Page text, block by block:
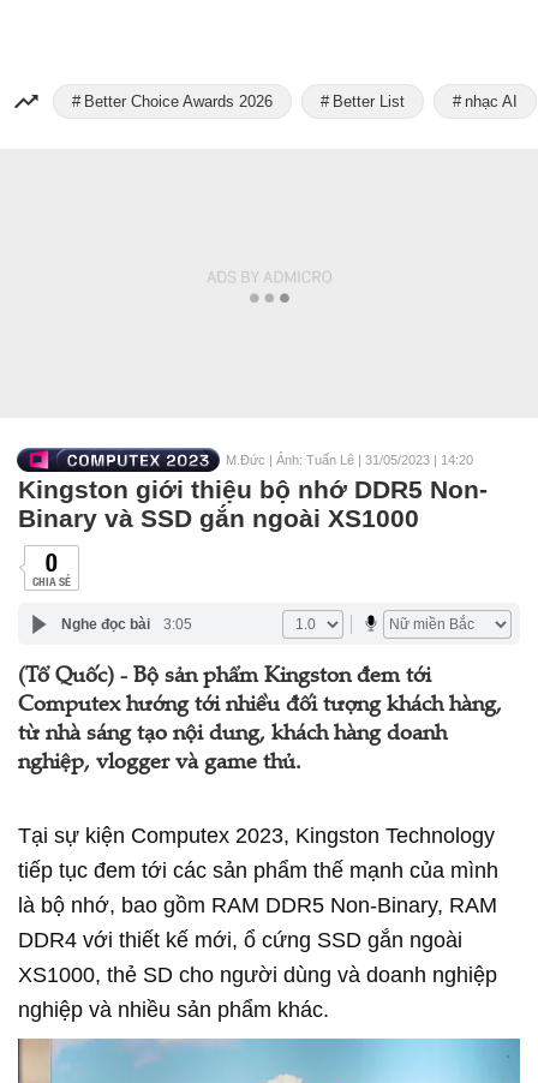
Better Choice Awards 2026 Better List nhạc AI
M.Đức | Ảnh: Tuấn Lê | 31/05/2023 | 14:20
Kingston giới thiệu bộ nhớ DDR5 Non-
Binary và SSD gắn ngoài XS1000
0
CHIA SẺ
Nghe đọc bài 3:05
(Tổ Quốc) - Bộ sản phẩm Kingston đem tới
Computex hướng tới nhiều đối tượng khách hàng,
từ nhà sáng tạo nội dung, khách hàng doanh
nghiệp, vlogger và game thủ.
Tại sự kiện Computex 2023, Kingston Technology
tiếp tục đem tới các sản phẩm thế mạnh của mình
là bộ nhớ, bao gồm RAM DDR5 Non-Binary, RAM
DDR4 với thiết kế mới, ổ cứng SSD gắn ngoài
XS1000, thẻ SD cho người dùng và doanh nghiệp
nghiệp và nhiều sản phẩm khác.